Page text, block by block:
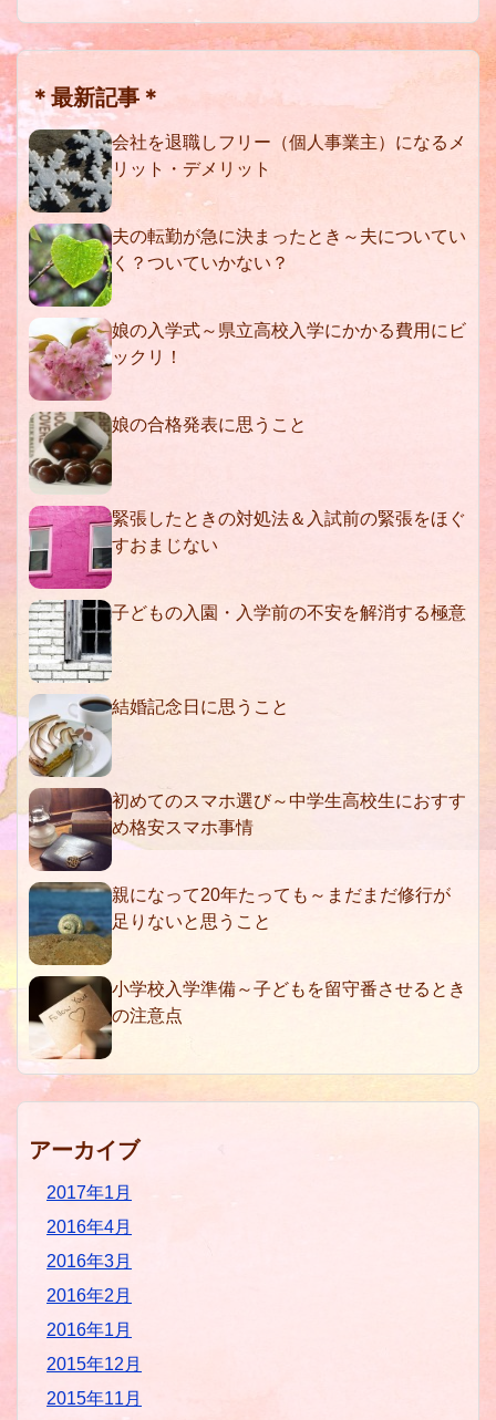
＊最新記事＊
会社を退職しフリー（個人事業主）になるメ
リット・デメリット
夫の転勤が急に決まったとき～夫についてい
く？ついていかない？
娘の入学式～県立高校入学にかかる費用にビ
ックリ！
娘の合格発表に思うこと
緊張したときの対処法＆入試前の緊張をほぐ
すおまじない
子どもの入園・入学前の不安を解消する極意
結婚記念日に思うこと
初めてのスマホ選び～中学生高校生におすす
め格安スマホ事情
親になって20年たっても～まだまだ修行が
足りないと思うこと
小学校入学準備～子どもを留守番させるとき
の注意点
アーカイブ
2017年1月
2016年4月
2016年3月
2016年2月
2016年1月
2015年12月
2015年11月